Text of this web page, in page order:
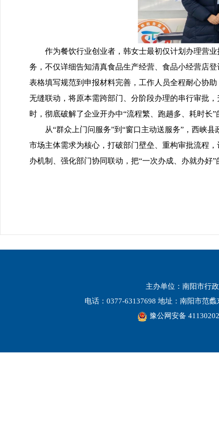
作为餐饮行业创业者，韩女士最初仅计划办理营
务，不仅详细告知清真食品生产经营、食品小经营店
表格填写规范到申报材料完善，工作人员全程耐心协
无缝联动，将原本需跨部门、分阶段办理的串行审批
时，彻底破解了企业开办中“流程繁、跑趟多、耗时长”
从“群众上门问服务”到“窗口主动送服务”，西峡
市场主体需求为核心，打破部门壁垒、重构审批流程
办机制、强化部门协同联动，把“一次办成、办就办好
主办单位：南阳市行
电话：0377-63137698 地址：南阳市范
豫公网安备